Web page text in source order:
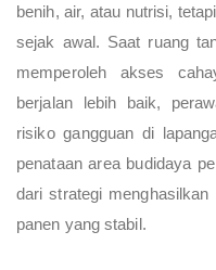
benih, air, atau nutrisi,
sejak awal. Saat ruang
memperoleh akses
berjalan lebih baik,
risiko gangguan di
penataan area budidaya
dari strategi
panen yang stabil.